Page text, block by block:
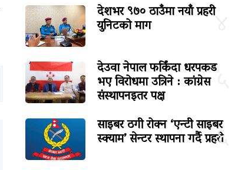
४
देशभर ९७० ठाउँमा नयाँ प्रहरी
युनिटको माग
देउवा नेपाल फर्किंदा धरपकड
भए विरोधमा उत्रिने : कांग्रेस
संस्थापनइतर पक्ष
६
साइबर ठगी रोक्न ‘एन्टी साइबर
स्क्याम’ सेन्टर स्थापना गर्दै प्रहरी